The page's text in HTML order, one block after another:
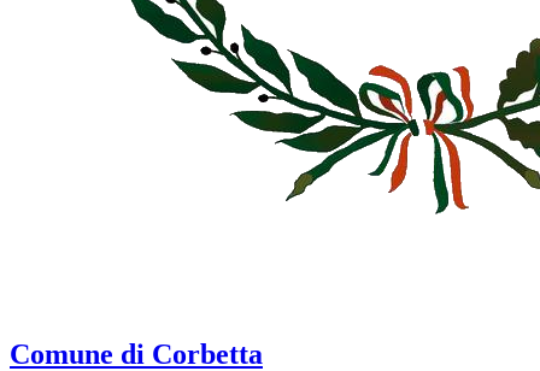
Comune di Corbetta